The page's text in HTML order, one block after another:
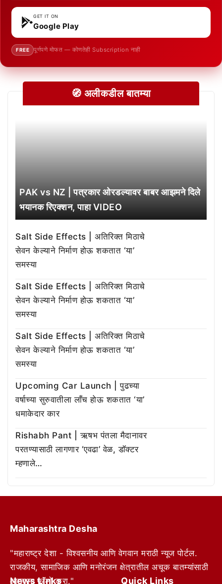
GET IT ON
Google Play
FREE पूर्णपणे मोफत — कोणतेही Subscription नाही
🧭 अलीकडील बातम्या
PAK vs NZ | पत्रकार ओरडल्यावर बाबर आझमने दिले
भयानक रिएक्शन, पाहा VIDEO
Salt Side Effects | अतिरिक्त मिठाचे
सेवन केल्याने निर्माण होऊ शकतात ‘या’
समस्या
Salt Side Effects | अतिरिक्त मिठाचे
सेवन केल्याने निर्माण होऊ शकतात ‘या’
समस्या
Salt Side Effects | अतिरिक्त मिठाचे
सेवन केल्याने निर्माण होऊ शकतात ‘या’
समस्या
Upcoming Car Launch | पुढच्या
वर्षाच्या सुरुवातीला लाँच होऊ शकतात ‘या’
धमाकेदार कार
Rishabh Pant | ऋषभ पंतला मैदानावर
परतण्यासाठी लागणार ‘एवढा’ वेळ, डॉक्टर
म्हणाले…
Maharashtra Desha
"महाराष्ट्र देशा - विश्वसनीय आणि वेगवान मराठी न्यूज पोर्टल.
राजकीय, सामाजिक आणि मनोरंजन क्षेत्रातील अचूक बातम्यांसाठी
आम्हाला फॉलो करा."
News Links Quick Links